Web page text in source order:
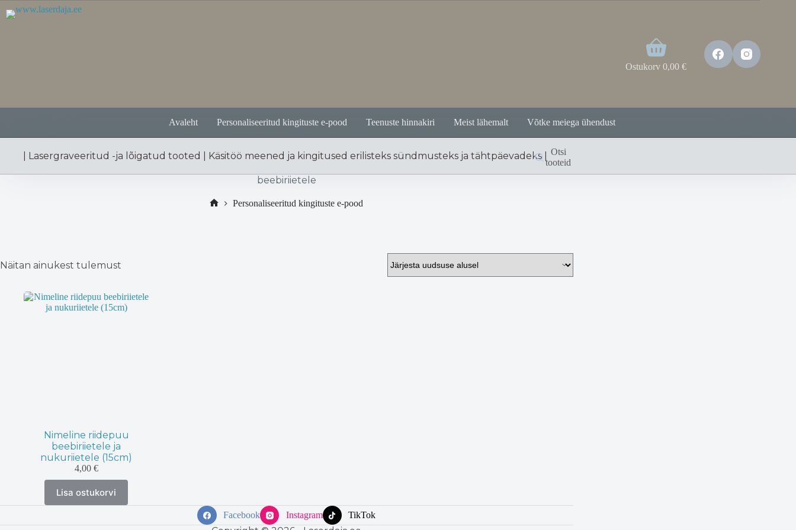
Ostukorv 0,00 €
Avaleht Personaliseeritud kingituste e-pood Teenuste hinnakiri Meist lähemalt Võtke meiega ühendust
| Lasergraveeritud -ja lõigatud tooted | Käsitöö meened ja kingitused erilisteks sündmusteks ja tähtpäevadeks |
Otsi
tooteid
beebiriietele
Personaliseeritud kingituste e-pood
Näitan ainukest tulemust
Nimeline riidepuu
beebiriietele ja
nukuriietele (15cm)
4,00 €
Lisa ostukorvi
Facebook Instagram TikTok